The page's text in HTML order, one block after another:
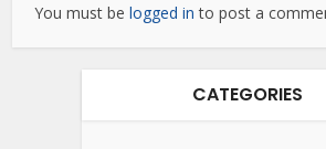
You must belogged in to post a
CATEGORIES